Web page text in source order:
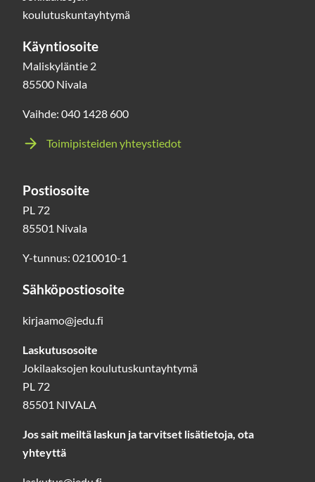
koulutuskuntayhtymä
Käyntiosoite
Maliskyläntie 2
85500 Nivala
Vaihde: 040 1428 600
Toimipisteiden yhteystiedot
Postiosoite
PL 72
85501 Nivala
Y-tunnus: 0210010-1
Sähköpostiosoite
kirjaamo@jedu.fi
Laskutusosoite
Jokilaaksojen koulutuskuntayhtymä
PL 72
85501 NIVALA
Jos sait meiltä laskun ja tarvitset lisätietoja, ota
yhteyttä